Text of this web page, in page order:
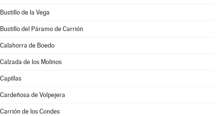
Bustillo de la Vega
Bustillo del Páramo de Carrión
Calahorra de Boedo
Calzada de los Molinos
Capillas
Cardeñosa de Volpejera
Carrión de los Condes